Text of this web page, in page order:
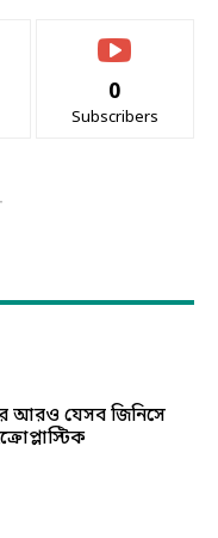
0
Subscribers
আরও যেসব জিনিসে